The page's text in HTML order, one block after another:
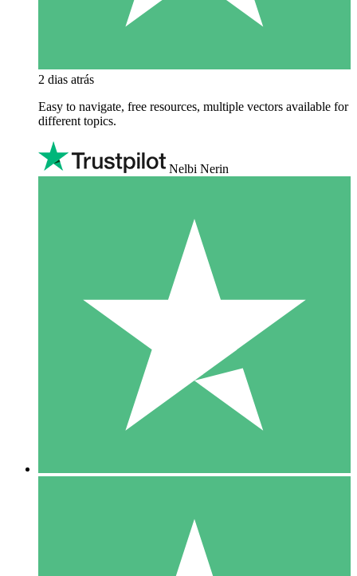
2 dias atrás
Easy to navigate, free resources, multiple vectors available for
different topics.
Nelbi Nerin